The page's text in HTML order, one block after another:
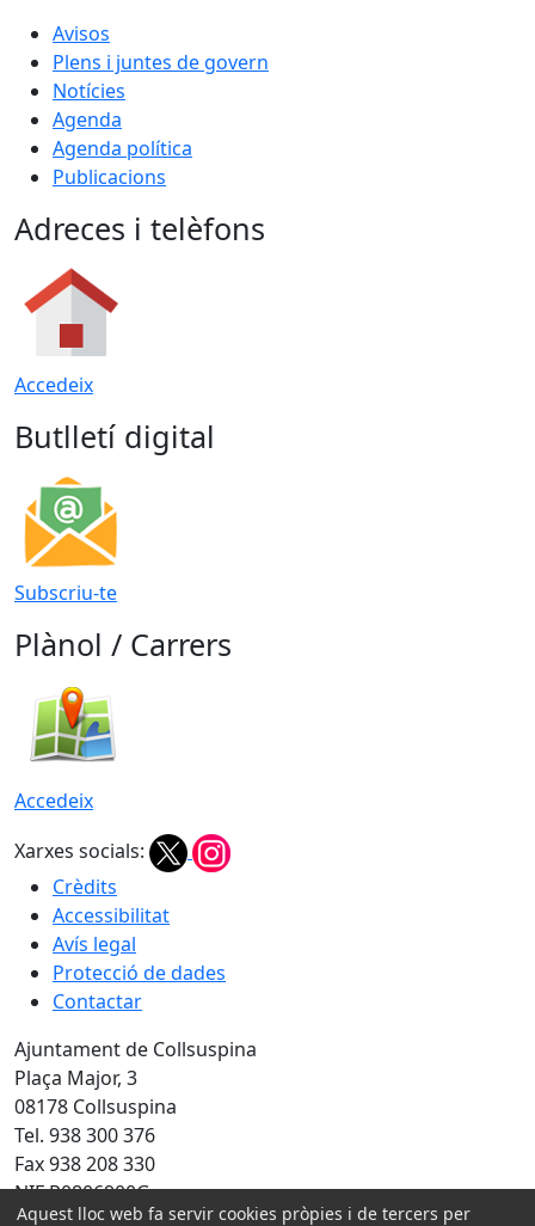
Avisos
Plens i juntes de govern
Notícies
Agenda
Agenda política
Publicacions
Adreces i telèfons
Accedeix
Butlletí digital
Subscriu-te
Plànol / Carrers
Accedeix
Xarxes socials:
Crèdits
Accessibilitat
Avís legal
Protecció de dades
Contactar
Ajuntament de Collsuspina
Plaça Major, 3
08178 Collsuspina
Tel. 938 300 376
Fax 938 208 330
NIF P0806900G
Aquest lloc web fa servir cookies pròpies i de tercers per